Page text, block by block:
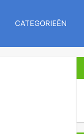
CATEGORIEËN